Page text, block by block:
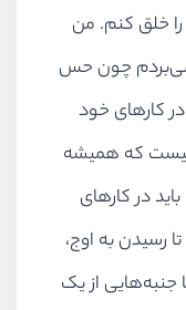
خلق کنم. من
می‌بردم چون حس
کارهای خود
که همیشه
در کارهای
رسیدن به اوج،
جنبه‌هایی از یک